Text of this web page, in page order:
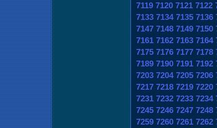
7119 7120 7121 7122
7133 7134 7135 7136
7147 7148 7149 7150
7161 7162 7163 7164
7175 7176 7177 7178
7189 7190 7191 7192
7203 7204 7205 7206
7217 7218 7219 7220
7231 7232 7233 7234
7245 7246 7247 7248
7259 7260 7261 7262